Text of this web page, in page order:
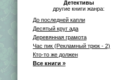
Детективы
другие книги жанра:
До последней капли
Десятый круг ада
Деревянная грамота
Час пик (Рекламный трюк - 2)
Кто-то же должен
Все книги »